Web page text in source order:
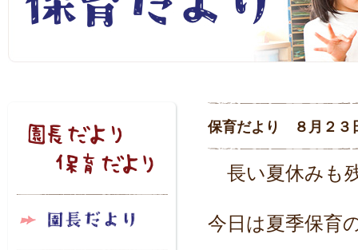
保育だより ８月２
長い夏休みも
今日は夏季保育